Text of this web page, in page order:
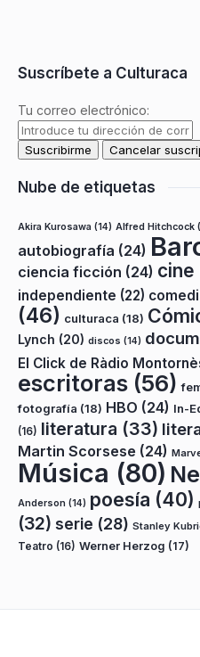
Suscríbete a Culturaca
Tu correo electrónico:
Nube de etiquetas
Akira Kurosawa (14) Alfred Hitchcock
autobiografía (24)
ciencia ficción (24) cine
independiente (22)
(46) culturaca (18)
Lynch (20) discos (14)
El Click de Ràdio
escritoras (56)
fotografía (18) HBO (24) In-
(16) literatura (33)
Martin Scorsese (24)
Música (80)
Anderson (14) poesía (40)
(32) serie (28) Stanley
Teatro (16) Werner Herzog (17)